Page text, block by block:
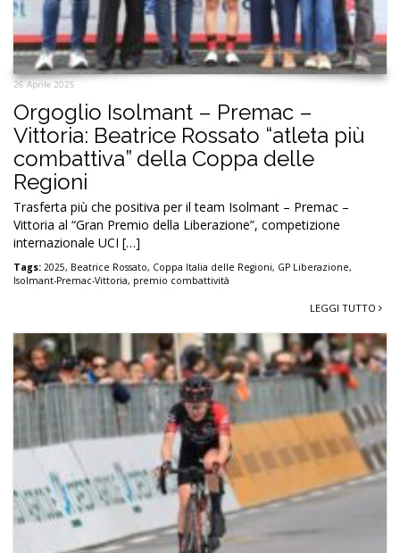
26 Aprile 2025
Orgoglio Isolmant – Premac –
Vittoria: Beatrice Rossato “atleta più
combattiva” della Coppa delle
Regioni
Trasferta più che positiva per il team Isolmant – Premac –
Vittoria al “Gran Premio della Liberazione”, competizione
internazionale UCI […]
Tags: 2025, Beatrice Rossato, Coppa Italia delle Regioni, GP Liberazione,
Isolmant-Premac-Vittoria, premio combattività
LEGGI TUTTO